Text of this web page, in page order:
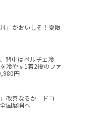
」がおいしそ！夏限
背中はペルチェ冷
冷やす1着2役のファ
円
」改善なるか ドコ
国展開へ